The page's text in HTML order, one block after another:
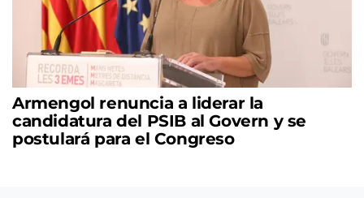
Armengol renuncia a liderar la
candidatura del PSIB al Govern y se
postulará para el Congreso